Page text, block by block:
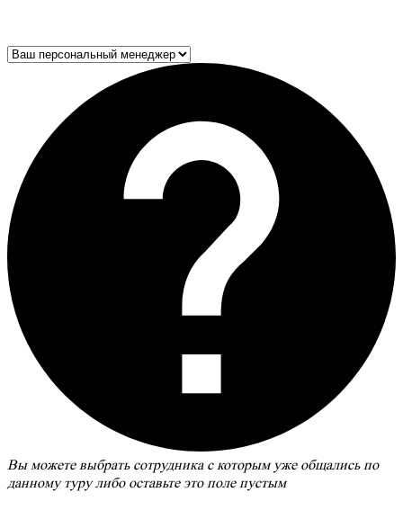
Вы можете выбрать сотрудника с которым уже общались по
данному туру либо оставьте это поле пустым